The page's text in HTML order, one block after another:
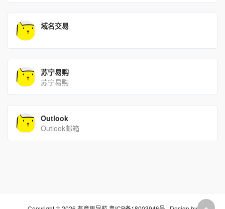
域名交易
苏宁易购
苏宁易购
Outlook
Outlook邮箱